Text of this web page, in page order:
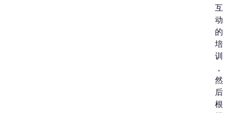
互
动
的
培
训
，
然
后
根